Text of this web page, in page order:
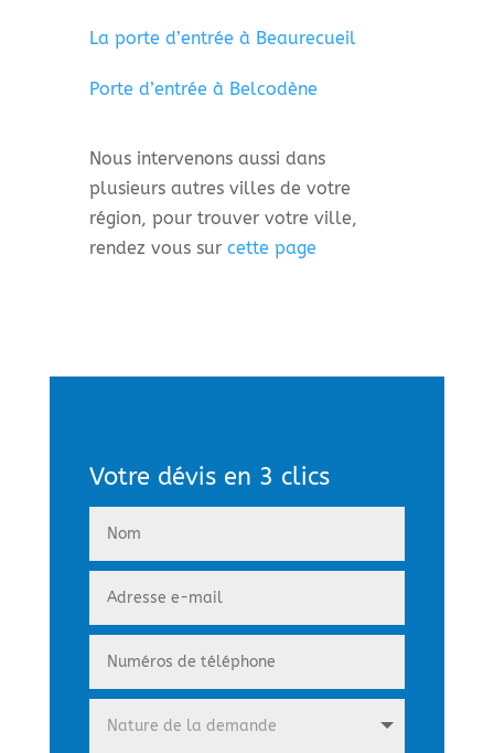
La porte d’entrée à Beaurecueil
Porte d’entrée à Belcodène
Nous intervenons aussi dans
plusieurs autres villes de votre
région, pour trouver votre ville,
rendez vous sur cette page
Votre dévis en 3 clics